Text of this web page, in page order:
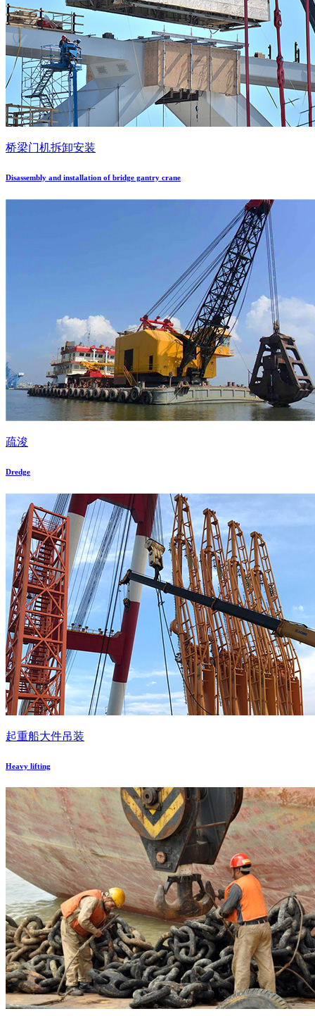
桥梁门机拆卸安装
Disassembly and installation of bridge gantry crane
疏浚
Dredge
起重船大件吊装
Heavy lifting